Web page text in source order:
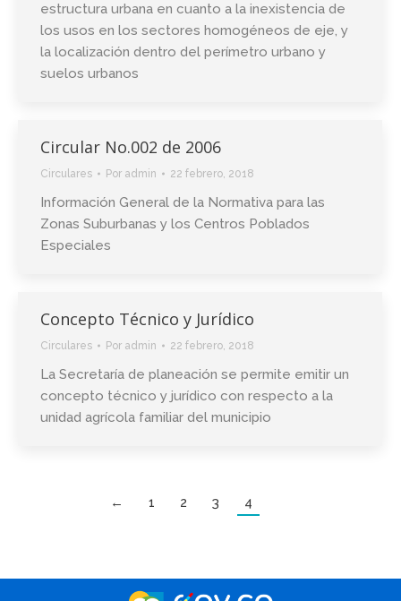
estructura urbana en cuanto a la inexistencia de
los usos en los sectores homogéneos de eje, y
la localización dentro del perímetro urbano y
suelos urbanos
Circular No.002 de 2006
Circulares Por admin 22 febrero, 2018
Información General de la Normativa para las
Zonas Suburbanas y los Centros Poblados
Especiales
Concepto Técnico y Jurídico
Circulares Por admin 22 febrero, 2018
La Secretaría de planeación se permite emitir un
concepto técnico y jurídico con respecto a la
unidad agrícola familiar del municipio
← 1 2 3 4